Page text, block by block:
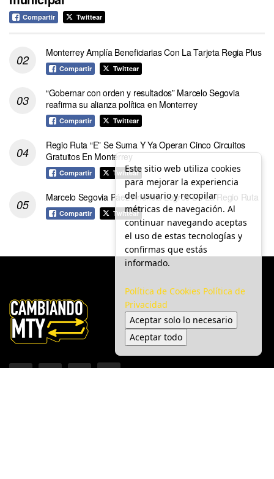
Compartir Twittear
Monterrey Amplía Beneficiarias Con La Tarjeta Regia Plus
Compartir Twittear
“Gobernar con orden y resultados” Marcelo Segovia
reafirma su alianza política en Monterrey
Compartir Twittear
Regio Ruta “E” Se Suma Y Ya Operan Cinco Circuitos
Gratuitos En Monterrey
Compartir Twittear
Marcelo Segovia Páez Anuncia Logros De La Regio Ruta
Compartir Twittear
Este sitio web utiliza cookies
para mejorar la experiencia
del usuario y recopilar
métricas de navegación. Al
continuar navegando aceptas
el uso de estas tecnologías y
confirmas que estás
informado.
Política de Cookies Política de
Privacidad
Aceptar solo lo necesario
Aceptar todo